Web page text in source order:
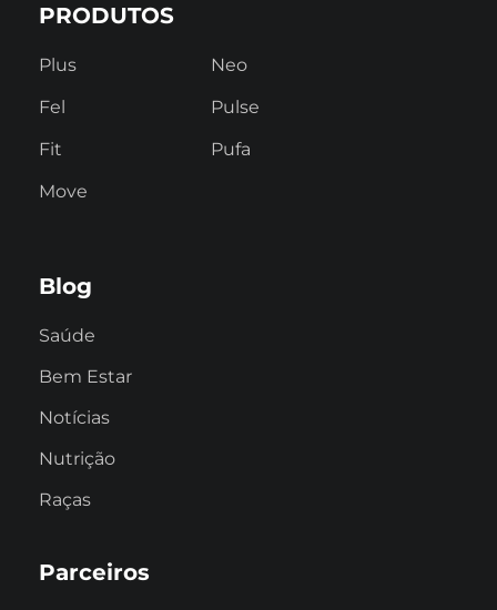
PRODUTOS
Plus
Fel
Fit
Move
Neo
Pulse
Pufa
Blog
Saúde
Bem Estar
Notícias
Nutrição
Raças
Parceiros